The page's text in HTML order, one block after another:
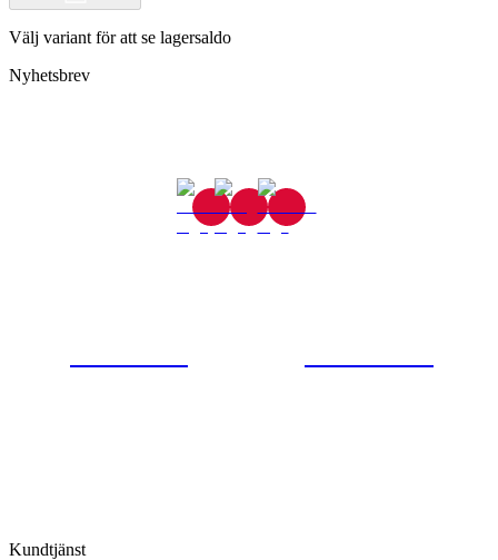
Välj variant för att se lagersaldo
Nyhetsbrev
Kundtjänst